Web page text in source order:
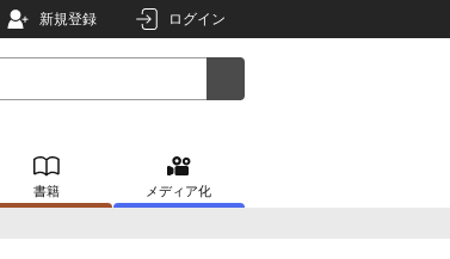
新規登録 ログイン
書籍 メディア化